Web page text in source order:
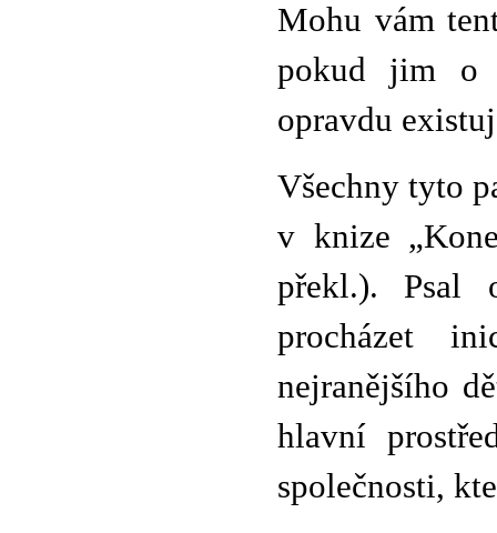
Mohu vám
pokud jim o
opravdu
Všechny tyto
v knize
překl.). Psal
procházet
nejranějšího
hlavní
společnosti,